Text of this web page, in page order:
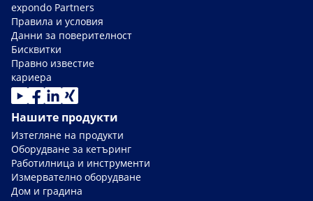
expondo Partners
Правила и условия
Данни за поверителност
Бисквитки
Правно известие
кариера
Нашите продукти
Изтегляне на продукти
Оборудване за кетъринг
Работилница и инструменти
Измервателно оборудване
Дом и градина